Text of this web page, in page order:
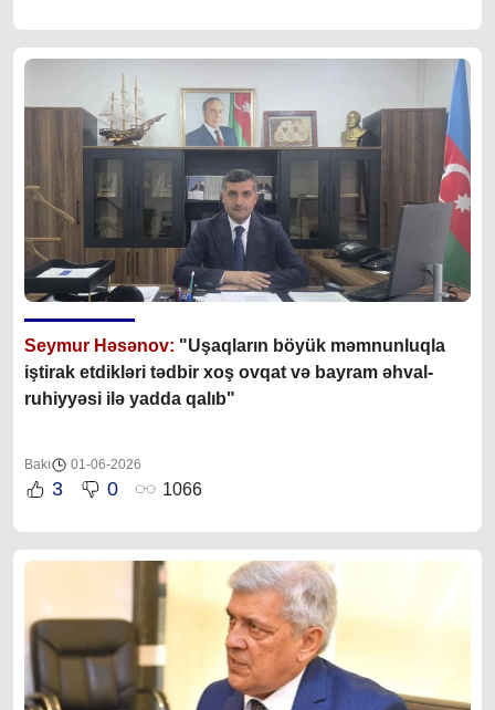
Seymur Həsənov: "Uşaqların böyük məmnunluqla
iştirak etdikləri tədbir xoş ovqat və bayram əhval-
ruhiyyəsi ilə yadda qalıb"
Bakı 01-06-2026
3 0 1066